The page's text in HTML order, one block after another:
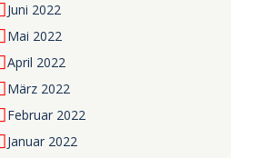
Juni 2022
Mai 2022
April 2022
März 2022
Februar 2022
Januar 2022